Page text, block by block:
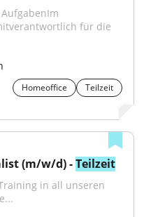
für die
Homeoffice
Teilzeit
(m/w/d) - Teilzeit
in all unseren